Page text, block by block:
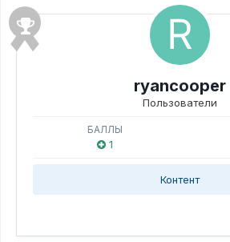
ryancooper
Пользователи
БАЛЛЫ
1
Контент